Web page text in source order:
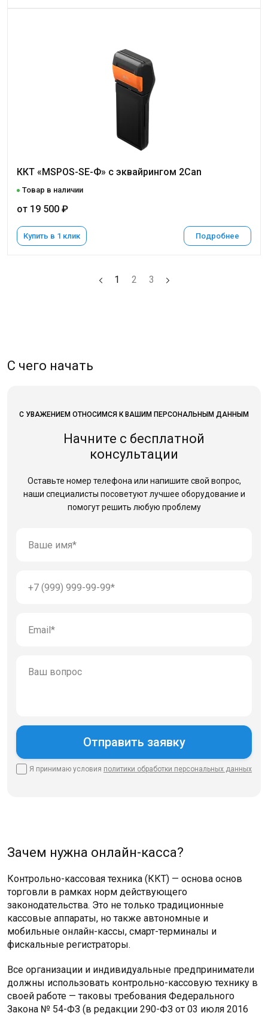
ККТ «MSPOS-SE-Ф» с эквайрингом 2Can
Товар в наличии
от 19 500 ₽
Купить в 1 клик Подробнее
1 2 3
С чего начать
С УВАЖЕНИЕМ ОТНОСИМСЯ К ВАШИМ ПЕРСОНАЛЬНЫМ ДАННЫМ
Начните с бесплатной
консультации
Оставьте номер телефона или напишите свой вопрос,
наши специалисты посоветуют лучшее оборудование и
помогут решить любую проблему
Я принимаю условия политики обработки персональных данных
Зачем нужна онлайн-касса?
Контрольно-кассовая техника (ККТ) — основа основ
торговли в рамках норм действующего
законодательства. Это не только традиционные
кассовые аппараты, но также автономные и
мобильные онлайн-кассы, смарт-терминалы и
фискальные регистраторы.
Все организации и индивидуальные предприниматели
должны использовать контрольно-кассовую технику в
своей работе — таковы требования Федерального
Закона № 54-ФЗ (в редакции 290-ФЗ от 03 июля 2016